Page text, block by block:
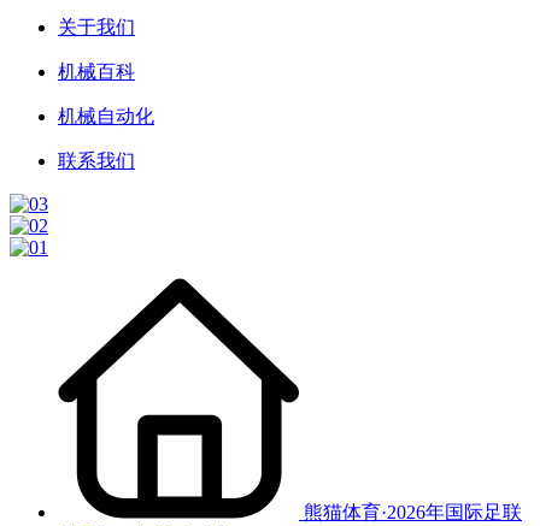
关于我们
机械百科
机械自动化
联系我们
熊猫体育·2026年国际足联